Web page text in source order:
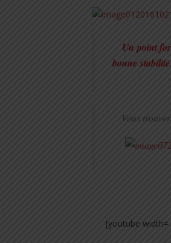
Un point
bonne stabilité
Vous
[youtube width=